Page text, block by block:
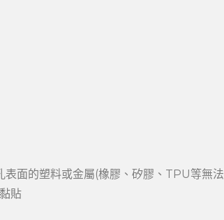
面的塑料或金屬(橡膠、矽膠、TPU等無
貼